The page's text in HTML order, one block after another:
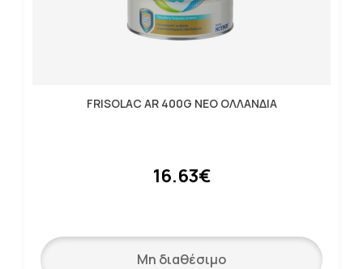
FRISOLAC AR 400G NEO ΟΛΛΑΝΔΙΑ
16.63€
Μη διαθέσιμο